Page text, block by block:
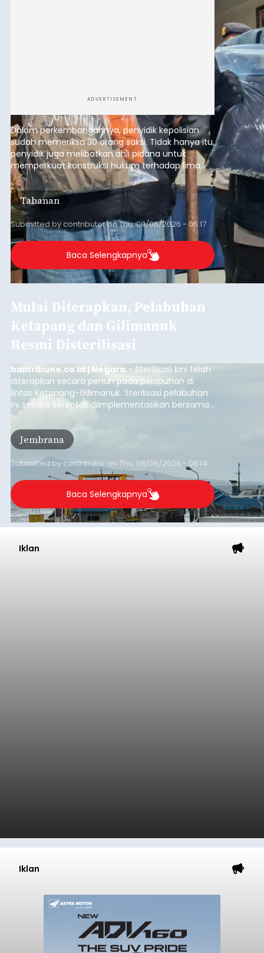
ADVERTISEMENT
Dalam perkembangannya, penyidik kepolisian
sudah memeriksa 30 orang saksi. Tidak hanya itu,
penyidik juga melibatkan ahli pidana untuk
memperkuat konstruksi hukum terhadap lima
orang tersangka yang saat ini ditahan.
Tabanan
Submitted bycontributoronThu, 08/06/2026 - 06:17
Baca Selengkapnya
Mulai Diterapkan, Pelabuhan
Ketapang dan Gilimanuk
Resmi Disterilisasi
balitribune.co.id | Negara - Sterilisasi kini telah
diterapkan secara penuh pada pelabuhan di
lintas Ketapang-Gilimanuk. Sterilisasi pelabuhan
ini secara serentak diimplementasikan bersama
empat pelabuhan utama lainnya, yakni
Pelabuhan Merak, Bakauheni, Kayangan, dan
Lembar pada Rabu (5/8/2026).
Jembrana
Submitted by contributor on Thu, 08/06/2026 - 06:14
Baca Selengkapnya
Iklan
Iklan